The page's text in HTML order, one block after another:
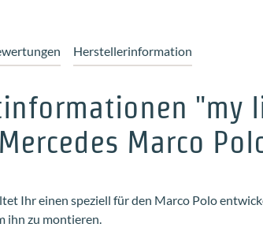
Herstellerinformation
"my
Marco
Ihr einen speziell für den Marco Polo
ihn zu montieren.